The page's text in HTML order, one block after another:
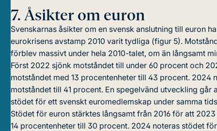
7. Åsikter om euron
Svenskarnas åsikter om en svensk anslutning till euron
eurokrisens avstamp 2010 varit tydliga (figur 5).
förblev massivt under hela 2010-talet, om än långsamt
Först 2022 sjönk motståndet till under 60 procent och
motståndet med 13 procentenheter till 43 procent. 2024
motståndet till 41 procent. En spegelvänd utveckling går
stödet för ett svenskt euromedlemskap under samma
Stödet för euron stärktes långsamt från 2016 för att
14 procentenheter till 30 procent. 2024 noteras stödet